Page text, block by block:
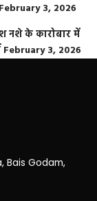
February 3, 2026
नशे के कारोबार में
February 3, 2026
Bais Godam,